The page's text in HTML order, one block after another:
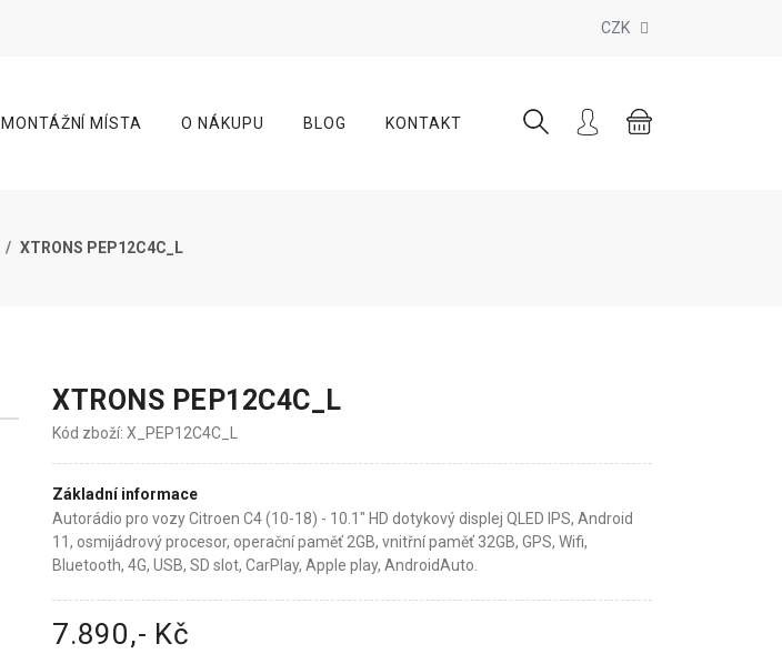
CZK
MONTÁŽNÍ MÍSTA O NÁKUPU BLOG KONTAKT
XTRONS PEP12C4C_L
XTRONS PEP12C4C_L
Kód zboží: X_PEP12C4C_L
Základní informace
Autorádio pro vozy Citroen C4 (10-18) - 10.1" HD dotykový displej QLED IPS, Android
11, osmijádrový procesor, operační paměť 2GB, vnitřní paměť 32GB, GPS, Wifi,
Bluetooth, 4G, USB, SD slot, CarPlay, Apple play, AndroidAuto.
7.890,- Kč